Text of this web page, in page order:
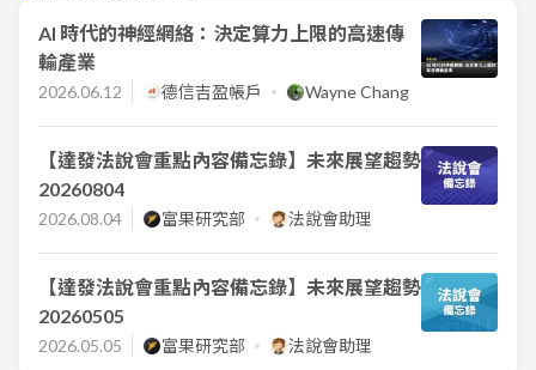
AI 時代的神經網絡：決定算力上限的高速傳
輸產業
2026.06.12 德信吉盈帳戶 Wayne Chang
【達發法說會重點內容備忘錄】未來展望趨勢
20260804
2026.08.04 富果研究部 法說會助理
【達發法說會重點內容備忘錄】未來展望趨勢
20260505
2026.05.05 富果研究部 法說會助理